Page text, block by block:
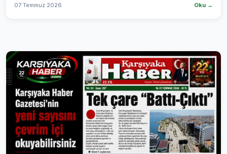
07 Temmuz 2026 Oku →